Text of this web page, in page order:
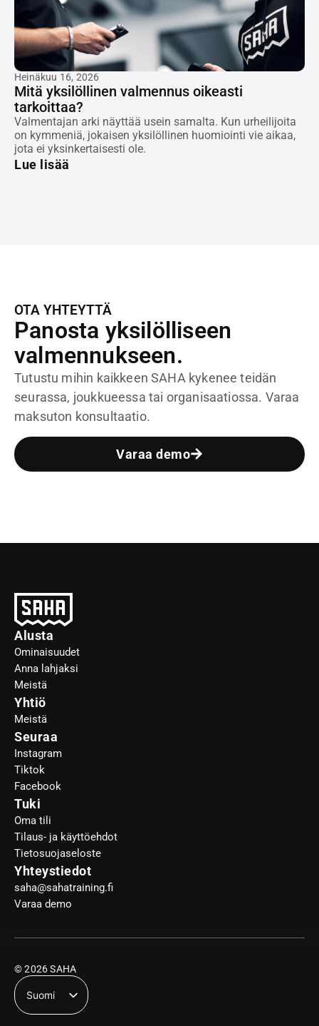
Heinäkuu 16, 2026
Mitä yksilöllinen valmennus oikeasti
tarkoittaa?
Valmentajan arki näyttää usein samalta. Kun urheilijoita
on kymmeniä, jokaisen yksilöllinen huomiointi vie aikaa,
jota ei yksinkertaisesti ole.
Lue lisää
OTA YHTEYTTÄ
Panosta yksilölliseen
valmennukseen.
Tutustu mihin kaikkeen SAHA kykenee teidän
seurassa, joukkueessa tai organisaatiossa. Varaa
maksuton konsultaatio.
Varaa demo
Alusta
Ominaisuudet
Anna lahjaksi
Meistä
Yhtiö
Meistä
Seuraa
Instagram
Tiktok
Facebook
Tuki
Oma tili
Tilaus- ja käyttöehdot
Tietosuojaseloste
Yhteystiedot
saha@sahatraining.fi
Varaa demo
© 2026 SAHA
Suomi
English